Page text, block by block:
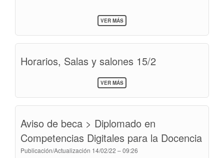
FINANCIERO
VER MÁSSOBRE
INHABILITADOS
DE
DE
2022
Horarios, Salas y salones 15/2
VER MÁSSOBRE
HORARIOS,
Aviso de beca > Diplomado en
Competencias Digitales para la Docencia
Publicación/Actualización 14/02/22 – 09:26